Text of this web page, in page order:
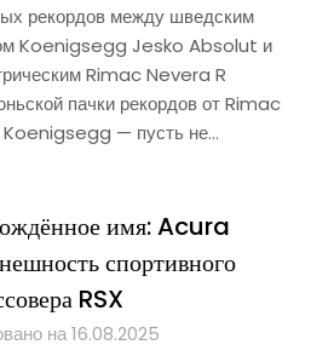
рекордов между шведским
Koenigsegg Jesko Absolut и
Rimac Nevera R
пачки рекордов от Rimac
Koenigsegg — пусть не…
имя: Acura
спортивного
RSX
на 16.08.2025